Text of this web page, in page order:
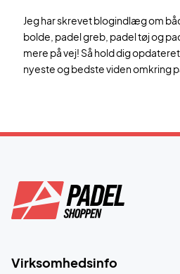
Jeg har skrevet blogindlæg om
bolde, padel greb, padel tøj og
mere på vej! Så hold dig opdateret
nyeste og bedste viden omkring
Virksomhedsinfo